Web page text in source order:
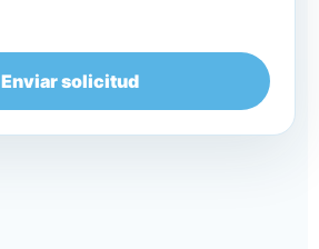
Enviar solicitud